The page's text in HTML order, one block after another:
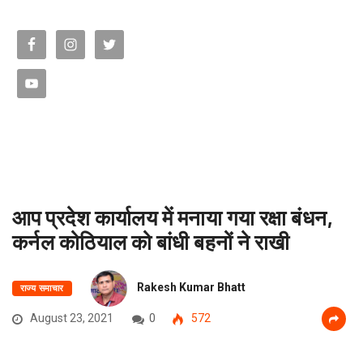
आप प्रदेश कार्यालय में मनाया गया रक्षा बंधन,
कर्नल कोठियाल को बांधी बहनों ने राखी
राज्य समाचार Rakesh Kumar Bhatt
August 23, 2021 0 572